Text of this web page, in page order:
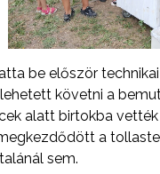
be először
követni a
alatt birtokba
a
sem.